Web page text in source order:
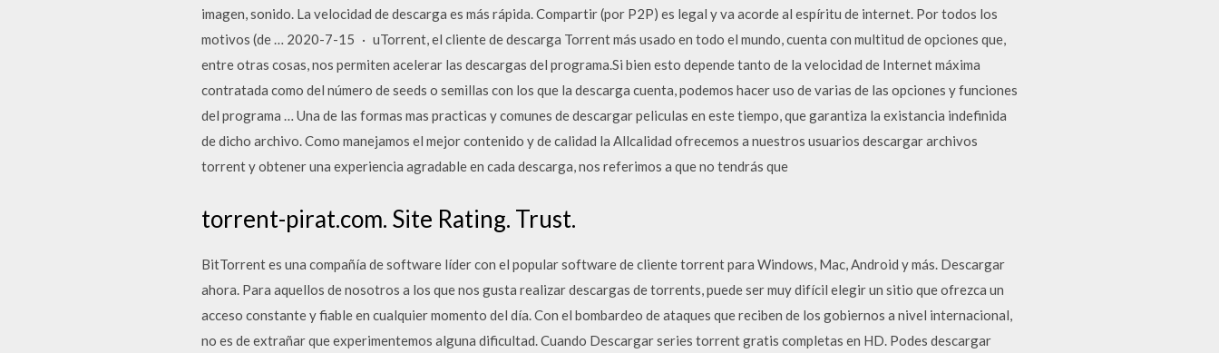
imagen, sonido. La velocidad de descarga es más rápida. Compartir (por P2P) es legal y va acorde al espíritu de internet. Por todos los
motivos (de … 2020-7-15 · uTorrent, el cliente de descarga Torrent más usado en todo el mundo, cuenta con multitud de opciones que,
entre otras cosas, nos permiten acelerar las descargas del programa.Si bien esto depende tanto de la velocidad de Internet máxima
contratada como del número de seeds o semillas con los que la descarga cuenta, podemos hacer uso de varias de las opciones y funciones
del programa … Una de las formas mas practicas y comunes de descargar peliculas en este tiempo, que garantiza la existancia indefinida
de dicho archivo. Como manejamos el mejor contenido y de calidad la Allcalidad ofrecemos a nuestros usuarios descargar archivos
torrent y obtener una experiencia agradable en cada descarga, nos referimos a que no tendrás que
torrent-pirat.com. Site Rating. Trust.
BitTorrent es una compañía de software líder con el popular software de cliente torrent para Windows, Mac, Android y más. Descargar
ahora. Para aquellos de nosotros a los que nos gusta realizar descargas de torrents, puede ser muy difícil elegir un sitio que ofrezca un
acceso constante y fiable en cualquier momento del día. Con el bombardeo de ataques que reciben de los gobiernos a nivel internacional,
no es de extrañar que experimentemos alguna dificultad. Cuando Descargar series torrent gratis completas en HD. Podes descargar